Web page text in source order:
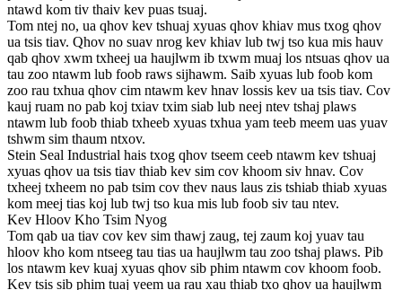
ntawd kom tiv thaiv kev puas tsuaj.
Tom ntej no, ua qhov kev tshuaj xyuas qhov khiav mus txog qhov
ua tsis tiav. Qhov no suav nrog kev khiav lub twj tso kua mis hauv
qab qhov xwm txheej ua haujlwm ib txwm muaj los ntsuas qhov ua
tau zoo ntawm lub foob raws sijhawm. Saib xyuas lub foob kom
zoo rau txhua qhov cim ntawm kev hnav lossis kev ua tsis tiav. Cov
kauj ruam no pab koj txiav txim siab lub neej ntev tshaj plaws
ntawm lub foob thiab txheeb xyuas txhua yam teeb meem uas yuav
tshwm sim thaum ntxov.
Stein Seal Industrial hais txog qhov tseem ceeb ntawm kev tshuaj
xyuas qhov ua tsis tiav thiab kev sim cov khoom siv hnav. Cov
txheej txheem no pab tsim cov thev naus laus zis tshiab thiab xyuas
kom meej tias koj lub twj tso kua mis lub foob siv tau ntev.
Kev Hloov Kho Tsim Nyog
Tom qab ua tiav cov kev sim thawj zaug, tej zaum koj yuav tau
hloov kho kom ntseeg tau tias ua haujlwm tau zoo tshaj plaws. Pib
los ntawm kev kuaj xyuas qhov sib phim ntawm cov khoom foob.
Kev tsis sib phim tuaj yeem ua rau xau thiab txo qhov ua haujlwm